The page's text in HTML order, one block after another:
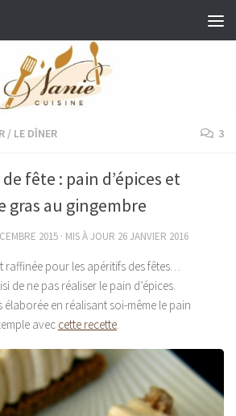
/ LE DÎNER 3
fête : pain d’épices et
gras au gingembre
2015 · MIS À JOUR 26 JANVIER 2016
raffinée pour les apéritifs des fêtes…
de ne pas réaliser le pain d’épices.
élaborée en réalisant soi-même le pain
avec cette recette.